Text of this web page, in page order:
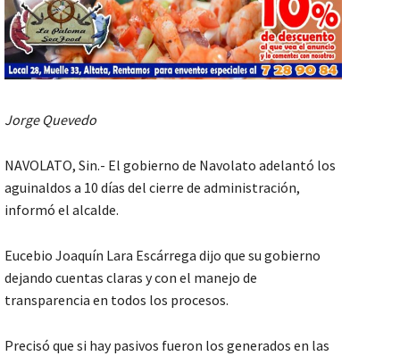
Jorge Quevedo
NAVOLATO, Sin.- El gobierno de Navolato adelantó los
aguinaldos a 10 días del cierre de administración,
informó el alcalde.
Eucebio Joaquín Lara Escárrega dijo que su gobierno
dejando cuentas claras y con el manejo de
transparencia en todos los procesos.
Precisó que si hay pasivos fueron los generados en las